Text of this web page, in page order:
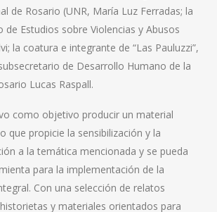
de Rosario (UNR, María Luz Ferradas; la
de Estudios sobre Violencias y Abusos
la coatura e integrante de “Las Pauluzzi”,
de Desarrollo Humano de la
Lucas Raspall.
como objetivo producir un material
que propicie la sensibilización y la
a la temática mencionada y se pueda
para la implementación de la
Con una selección de relatos
y materiales orientados para